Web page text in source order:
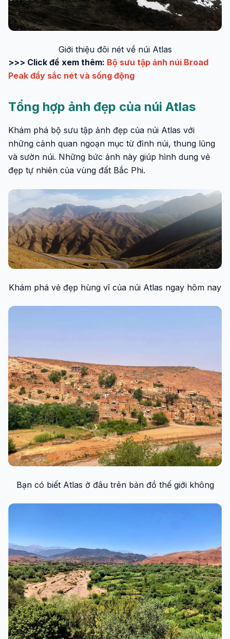
Giới thiệu đôi nét về núi Atlas
>>> Click để xem thêm: Bộ sưu tập ảnh núi Broad
Peak đầy sắc nét và sống động
Tổng hợp ảnh đẹp của núi Atlas
Khám phá bộ sưu tập ảnh đẹp của núi Atlas với
những cảnh quan ngoạn mục từ đỉnh núi, thung lũng
và sườn núi. Những bức ảnh này giúp hình dung vẻ
đẹp tự nhiên của vùng đất Bắc Phi.
Khám phá vẻ đẹp hùng vĩ của núi Atlas ngay hôm nay
Bạn có biết Atlas ở đâu trên bản đồ thế giới không